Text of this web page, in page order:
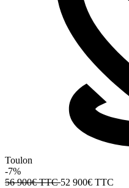
Toulon
-7%
56 900€ TTC52 900€ TTC